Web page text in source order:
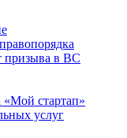
призыва в ВС
«Мой стартап»
услуг